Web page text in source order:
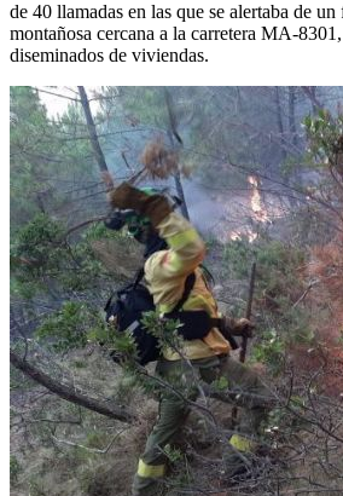
de 40 llamadas en las que se alertaba de
montañosa cercana a la carretera MA-
diseminados de viviendas.